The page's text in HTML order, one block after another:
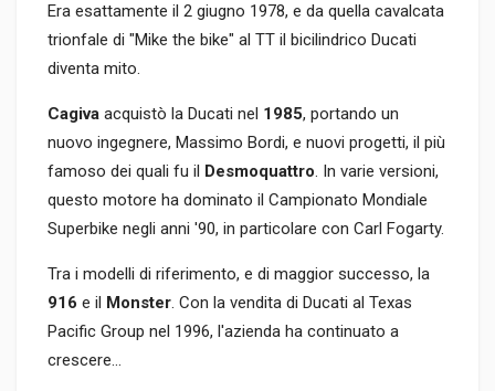
Era esattamente il 2 giugno 1978, e da quella cavalcata
trionfale di "Mike the bike" al TT il bicilindrico Ducati
diventa mito.
Cagiva acquistò la Ducati nel 1985, portando un
nuovo ingegnere, Massimo Bordi, e nuovi progetti, il più
famoso dei quali fu il Desmoquattro. In varie versioni,
questo motore ha dominato il Campionato Mondiale
Superbike negli anni '90, in particolare con Carl Fogarty.
Tra i modelli di riferimento, e di maggior successo, la
916 e il Monster. Con la vendita di Ducati al Texas
Pacific Group nel 1996, l'azienda ha continuato a
crescere...